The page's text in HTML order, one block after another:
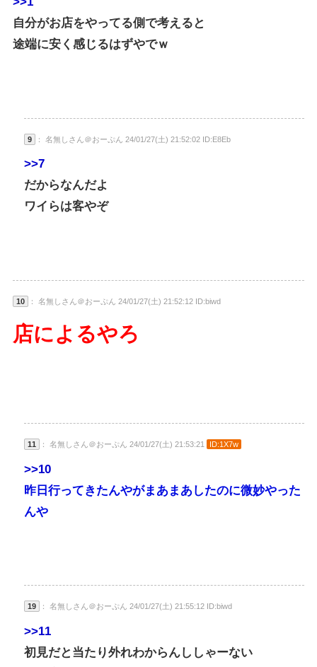
自分がお店をやってる側で考えると
途端に安く感じるはずやでｗ
9 ： 名無しさん＠おーぷん 24/01/27(土) 21:52:02 ID:E8Eb
>>7
だからなんだよ
ワイらは客やぞ
10 ： 名無しさん＠おーぷん 24/01/27(土) 21:52:12 ID:biwd
店によるやろ
11 ： 名無しさん＠おーぷん 24/01/27(土) 21:53:21 ID:1X7w
>>10
昨日行ってきたんやがまあまあしたのに微妙やった
んや
19 ： 名無しさん＠おーぷん 24/01/27(土) 21:55:12 ID:biwd
>>11
初見だと当たり外れわからんししゃーない